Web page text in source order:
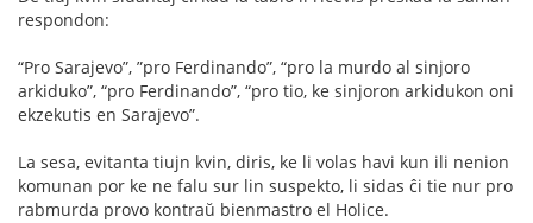
respondon:
“Pro Sarajevo”, ”pro Ferdinando”, “pro la murdo al sinjoro
arkiduko”, “pro Ferdinando”, “pro tio, ke sinjoron arkidukon oni
ekzekutis en Sarajevo”.
La sesa, evitanta tiujn kvin, diris, ke li volas havi kun ili nenion
komunan por ke ne falu sur lin suspekto, li sidas ĉi tie nur pro
rabmurda provo kontraŭ bienmastro el Holice.